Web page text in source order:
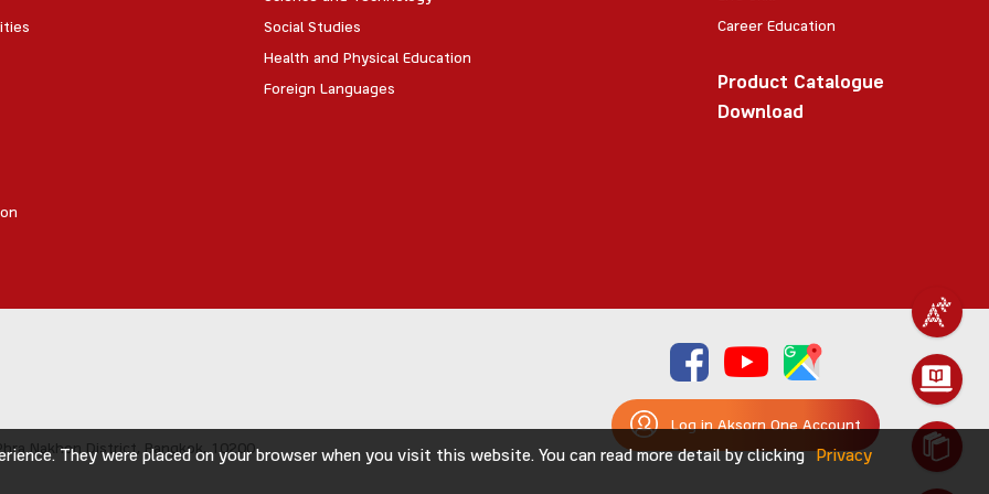
Social Studies
Health and Physical Education
Foreign Languages
Career Education
Product Catalogue
Download
Nakhon District, Bangkok, 10200
Log in Aksorn One Account
They were placed on your browser when you visit this website. You can read more detail by clicking
Privacy